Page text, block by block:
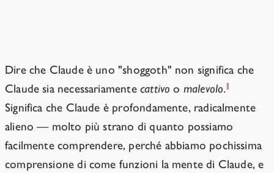
Dire che Claude è uno "shoggoth" non significa che
Claude sia necessariamente cattivo o malevolo. ‖
Significa che Claude è profondamente, radicalmente
alieno — molto più strano di quanto possiamo
facilmente comprendere, perché abbiamo pochissima
comprensione di come funzioni la mente di Claude, e